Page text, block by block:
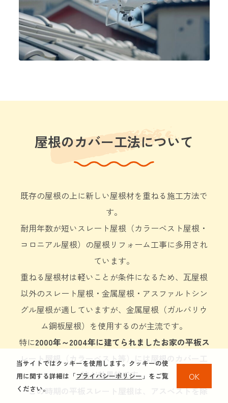
屋根のカバー工法について
既存の屋根の上に新しい屋根材を重ねる施工方法で
す。
耐用年数が短いスレート屋根（カラーベスト屋根・
コロニアル屋根）の屋根リフォーム工事に多用され
ています。
重ねる屋根材は軽いことが条件になるため、瓦屋根
以外のスレート屋根・金属屋根・アスファルトシン
グル屋根が適していますが、 金属屋根（ガルバリウ
ム鋼板屋根）を使用するのが主流です。
特に2000年～2004年に建てられましたお家の平板ス
レート屋根（カラーベスト等）には屋根の
法が効果的です。
この時期の平板スレート屋根は、アスベストを除
当サイトではクッキーを使用します。クッキーの使
用に関する詳細は「プライバシーポリシー 」をご覧
ください。
OK